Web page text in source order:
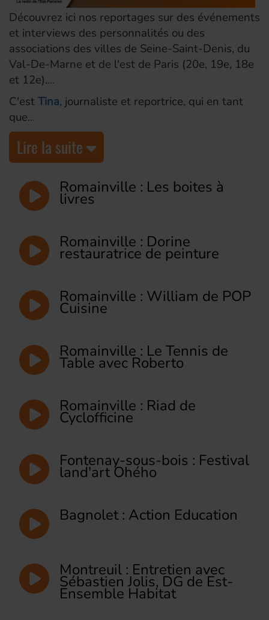
Découvrez ici nos reportages sur des événements
et interviews des personnalités ou des
associations des villes de Seine-Saint-Denis, du
Val-De-Marne et de l'est de Paris (20e, 19e, 18e
et 12e).
C'estTina, journaliste et reportrice, qui en tant
que
Lire la suite
Romainville : Les boites à
livres
Romainville : Dorine
restauratrice de peinture
Romainville : William de POP
Cuisine
Romainville : Le Tennis de
Table avec Roberto
Romainville : Riad de
Cyclofficine
Fontenay-sous-bois : Festival
land'art Ohého
Bagnolet : Action Education
Montreuil : Entretien avec
Sébastien Jolis, DG de Est-
Ensemble Habitat